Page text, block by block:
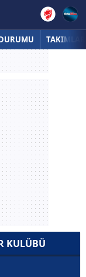
TAKIMLAR
KULÜBÜ